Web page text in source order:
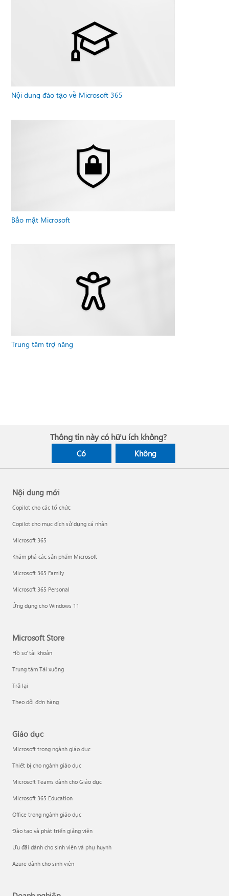
Nội dung đào tạo về Microsoft 365
Bảo mật Microsoft
Trung tâm trợ năng
Thông tin này có hữu ích không?
Có Không
Nội dung mới
Copilot cho các tổ chức
Copilot cho mục đích sử dụng cá nhân
Microsoft 365
Khám phá các sản phẩm Microsoft
Microsoft 365 Family
Microsoft 365 Personal
Ứng dụng cho Windows 11
Microsoft Store
Hồ sơ tài khoản
Trung tâm Tải xuống
Trả lại
Theo dõi đơn hàng
Giáo dục
Microsoft trong ngành giáo dục
Thiết bị cho ngành giáo dục
Microsoft Teams dành cho Giáo dục
Microsoft 365 Education
Office trong ngành giáo dục
Đào tạo và phát triển giảng viên
Ưu đãi dành cho sinh viên và phụ huynh
Azure dành cho sinh viên